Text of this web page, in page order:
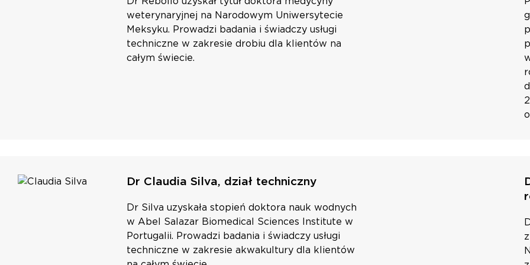
weterynaryjnej na Narodowym Uniwersytecie
Meksyku. Prowadzi badania i świadczy usługi
techniczne w zakresie drobiu dla klientów na
całym świecie.
Dr Claudia Silva, dział techniczny
Dr Silva uzyskała stopień doktora nauk wodnych
w Abel Salazar Biomedical Sciences Institute w
Portugalii. Prowadzi badania i świadczy usługi
techniczne w zakresie akwakultury dla klientów